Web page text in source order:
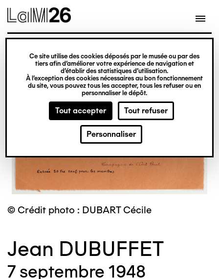
Gestion des cookies
Ce site utilise des cookies déposés par le musée ou par des
tiers afin d’améliorer votre expérience de navigation et
d’établir des statistiques d’utilisation.
À l’exception des cookies nécessaires au bon fonctionnement
du site, vous pouvez tous les accepter, tous les refuser ou en
personnaliser le dépôt.
Tout accepter Tout refuser
Personnaliser
contenu
© Crédit photo : DUBART Cécile
Jean DUBUFFET
7 septembre 1948